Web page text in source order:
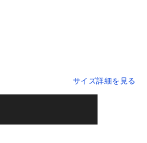
サイズ詳細を見る